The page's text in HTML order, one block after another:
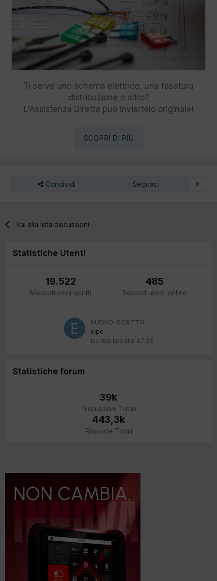
Ti serve uno schema elettrico, una fasatura
distribuzione o altro?
L'Assistenza Diretta può inviartelo originale!
SCOPRI DI PIÙ
Condividi Seguaci 2
Vai alla lista discussioni
Statistiche Utenti
19.522
Meccatronici iscritti
485
Record utenti online
NUOVO ISCRITTO
elpo
Iscritto Ieri alle 07:35
Statistiche forum
39k
Discussioni Totali
443,3k
Risposte Totali